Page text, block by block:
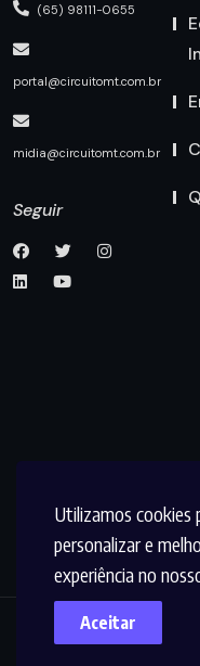
Utilizamos cookies
personalizar e
experiência no
Aceitar
(65) 98111-0655
portal@circuitomt.com.br
midia@circuitomt.com.br
Seguir